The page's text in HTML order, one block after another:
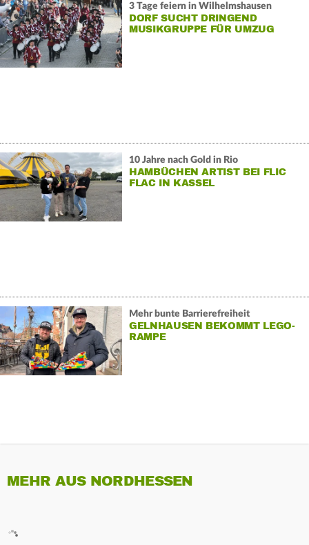
3 Tage feiern in Wilhelmshausen
DORF SUCHT DRINGEND
MUSIKGRUPPE FÜR UMZUG
10 Jahre nach Gold in Rio
HAMBÜCHEN ARTIST BEI FLIC
FLAC IN KASSEL
Mehr bunte Barrierefreiheit
GELNHAUSEN BEKOMMT LEGO-
RAMPE
MEHR AUS NORDHESSEN